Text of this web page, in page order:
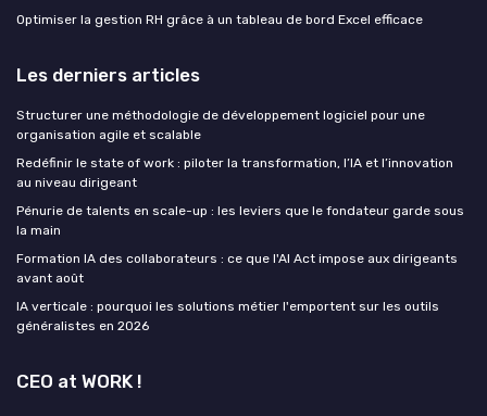
Optimiser la gestion RH grâce à un tableau de bord Excel efficace
Les derniers articles
Structurer une méthodologie de développement logiciel pour une
organisation agile et scalable
Redéfinir le state of work : piloter la transformation, l’IA et l’innovation
au niveau dirigeant
Pénurie de talents en scale-up : les leviers que le fondateur garde sous
la main
Formation IA des collaborateurs : ce que l'AI Act impose aux dirigeants
avant août
IA verticale : pourquoi les solutions métier l'emportent sur les outils
généralistes en 2026
CEO at WORK !